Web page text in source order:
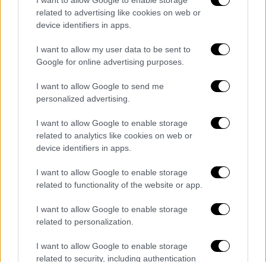
related to advertising like cookies on web or
device identifiers in apps.
I want to allow my user data to be sent to
Google for online advertising purposes.
I want to allow Google to send me
personalized advertising.
I want to allow Google to enable storage
related to analytics like cookies on web or
device identifiers in apps.
I want to allow Google to enable storage
related to functionality of the website or app.
I want to allow Google to enable storage
related to personalization.
I want to allow Google to enable storage
related to security, including authentication
Οικονομία|10.04.2026 08:20
Fuel Pass: Ανοιχτή για όλους η
Οι πληρωμές πραγματοποιούνται εντός 48
ωρών από την υποβολή της αίτησης